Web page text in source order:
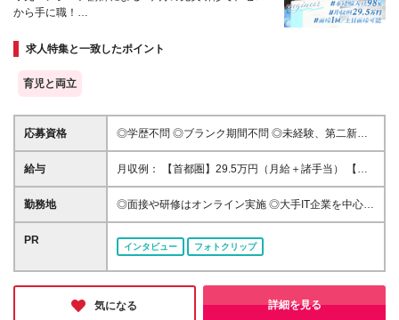
から手に職！
求人特集と一致したポイント
育児と両立
応募資格
◎学歴不問 ◎ブランク期間不問 ◎未経験、第二新
卒、既卒、大歓迎！ ◎20代・30代活躍中！ ＼こんな
方にピッタリ！／ ■ITのお仕事に挑戦してみたい方 ■
力を活かしたい方 ■お客様の『困った』を先回りして
察する力 ■安定した働き方をしたい方 ■1つずつ着実
給与
月収例： 【首都圏】29.5万円（月給＋諸手当） 【東
海／関西】28.5万円（月給＋諸手当） 【九州】26万
円（月給＋諸手当） ＼残業代は1分単位で全額支給／
を十分に考慮のうえ、決定いたします。 ※固定残業代
・通勤手当（上限4万円まで） ・時間外勤務手当（1
分単位で全額支給） ・資格取得支援 ■昇給：年1回
勤務地
◎面接や研修はオンライン実施 ◎大手IT企業を中心に
配属 ◎転居を伴う転勤なし ＊ご希望や最寄り駅を考
慮の上、決定いたします。 ＼＼一部リモート実績あ
り！／／ ●首都圏 東京：新宿／飯田橋／渋谷／品川／
浜松町／大手町／神谷町／有楽町／赤坂／秋葉原など
神奈川：横浜／みなとみらい／川崎／武蔵小杉／溝の
口など 千葉：海浜幕張／千葉ニュータウン中央など
PR
インタビュー フォトクリップ
気になる 詳細を見る